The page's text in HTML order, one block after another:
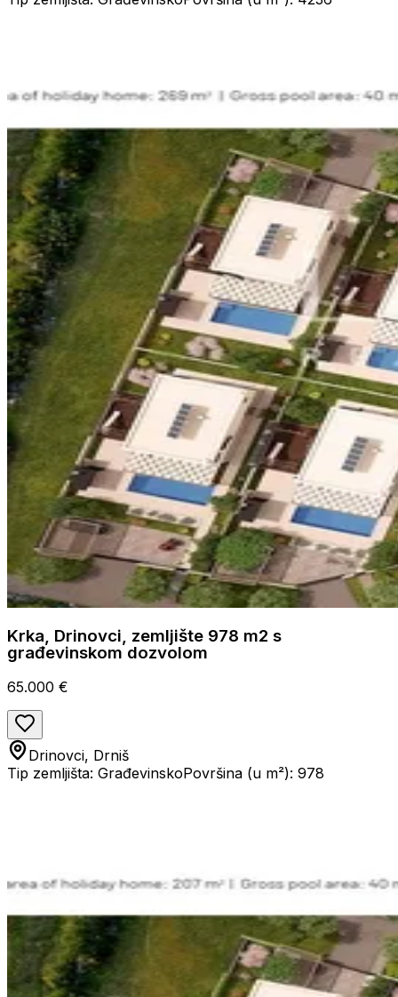
Krka, Drinovci, zemljište 978 m2 s
građevinskom dozvolom
65.000 €
Drinovci, Drniš
Tip zemljišta: GrađevinskoPovršina (u m²): 978